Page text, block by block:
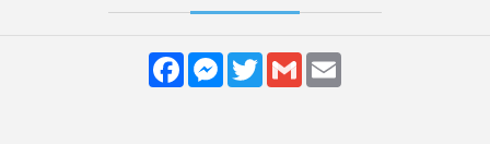
FacebookMessenger
TwitterGmail